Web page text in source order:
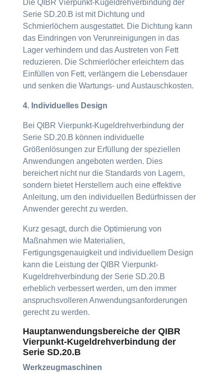
Die QIBR Vierpunkt-Kugeldrehverbindung der
Serie SD.20.B ist mit Dichtung und
Schmierlöchern ausgestattet. Die Dichtung kann
das Eindringen von Verunreinigungen in das
Lager verhindern und das Austreten von Fett
reduzieren. Die Schmierlöcher erleichtern das
Einfüllen von Fett, verlängern die Lebensdauer
und senken die Wartungs- und Austauschkosten.
4. Individuelles Design
Bei QIBR Vierpunkt-Kugeldrehverbindung der
Serie SD.20.B können individuelle
Größenlösungen zur Erfüllung der speziellen
Anwendungen angeboten werden. Dies
bereichert nicht nur die Standards von Lagern,
sondern bietet Herstellern auch eine effektive
Anleitung, um den individuellen Bedürfnissen der
Anwender gerecht zu werden.
Kurz gesagt, durch die Optimierung von
Maßnahmen wie Materialien,
Fertigungsgenauigkeit und individuellem Design
kann die Leistung der QIBR Vierpunkt-
Kugeldrehverbindung der Serie SD.20.B
erheblich verbessert werden, um den immer
anspruchsvolleren Anwendungsanforderungen
gerecht zu werden.
Hauptanwendungsbereiche der QIBR
Vierpunkt-Kugeldrehverbindung der
Serie SD.20.B
Werkzeugmaschinen